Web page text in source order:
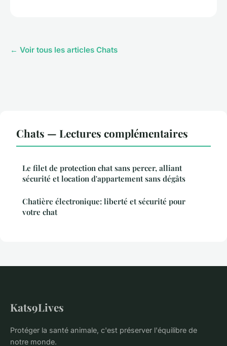
← Voir tous les articles Chats
Chats — Lectures complémentaires
Le filet de protection chat sans percer, alliant
sécurité et location d'appartement sans dégâts
Chatière électronique: liberté et sécurité pour
votre chat
Kats9Lives
Protéger la santé animale, c'est préserver l'équilibre de
notre monde.